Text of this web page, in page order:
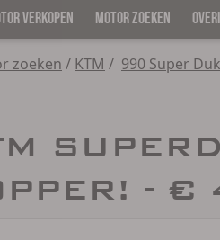
VERKOPEN MOTOR ZOEKEN
zoeken / KTM / 990 Super
- €